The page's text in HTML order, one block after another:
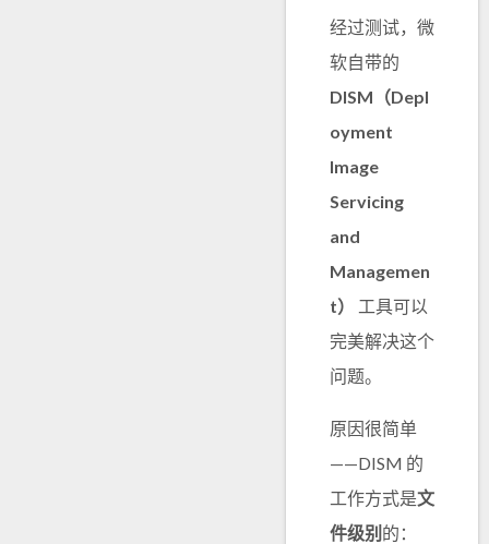
经过测试，微
软自带的
DISM（Depl
oyment
Image
Servicing
and
Managemen
t）
工具可以
完美解决这个
问题。
原因很简单
——DISM 的
工作方式是文
件级别 的：